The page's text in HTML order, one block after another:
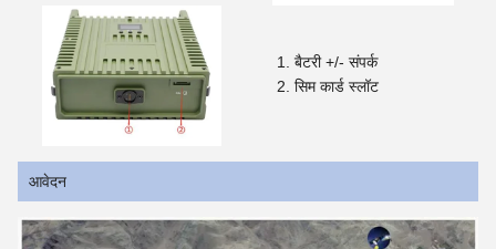
बैटरी +/- संपर्क
सिम कार्ड स्लॉट
आवेदन